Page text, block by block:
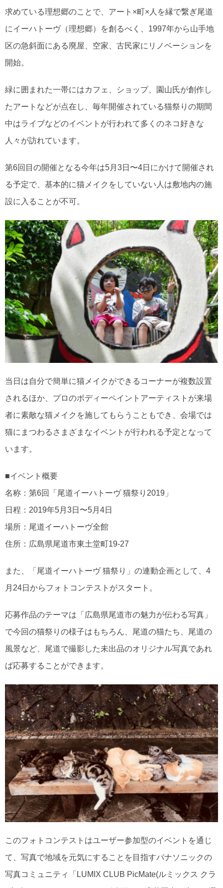
求めている理想郷のことで、アート×町×人を縁で繋ぎ尾道
にイーハトーヴ（理想郷）を創るべく、1997年から山手地
区の急斜面にある廃屋、空家、古民家にリノベーションを
開始。
緑に囲まれた一帯にはカフェ、ショップ、園山氏が創作し
たアートなどが点在し、毎年開催されている猫祭りの期間
中はライブなどのイベントが行われて多くのネコ好きな
人々が訪れています。
第6回目の開催となる今年は5月3日〜4日にかけて開催され
る予定で、基本的に猫メイクをしていない人は敷地内の施
設に入ることが不可。
当日は自分で簡単に猫メイクができるコーナーが複数設置
されるほか、プロのボディーペイントアーティストが来場
者に素敵な猫メイクを施してもらうこともでき、会場では
猫にまつわるさまざまなイベントが行われる予定となって
います。
■イベント概要
名称：第6回「尾道イーハトーヴ 猫祭り2019」
日程：2019年5月3日〜5月4日
場所：尾道イーハトーヴ全館
住所：広島県尾道市東土堂町19-27
また、「尾道イーハトーヴ 猫祭り」の連動企画として、4
月24日からフォトコンテストがスタート。
応募作品のテーマは「広島県尾道市の魅力が伝わる写真」
で今回の猫祭りの様子はもちろん、尾道の猫たち、尾道の
風景など、尾道で撮影した未出品のオリジナル写真であれ
ば応募することができます。
このフォトコンテストはユーザー参加型のイベントを通じ
て、写真で地域を元気にすることを目指すパナソニックの
写真コミュニティ「LUMIX CLUB PicMate(ルミックス クラ